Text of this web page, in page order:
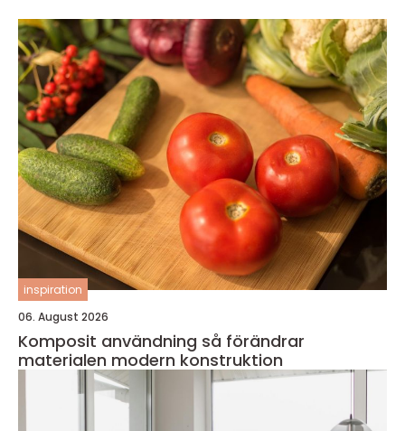
inspiration
06. August 2026
Komposit användning så förändrar
materialen modern konstruktion